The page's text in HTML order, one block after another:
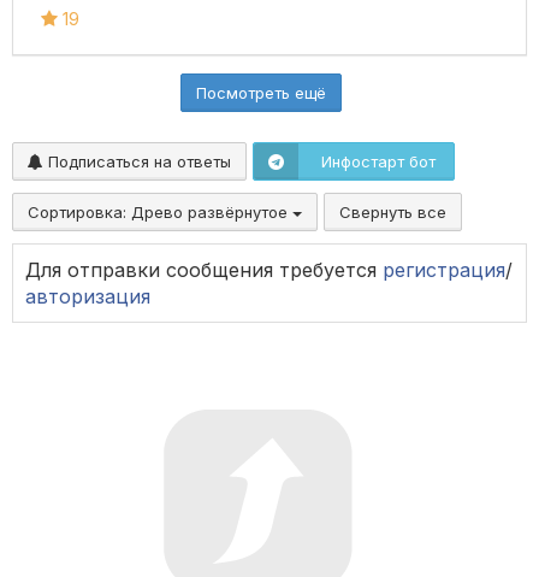
19
Посмотреть ещё
Подписаться на ответы Инфостарт бот
Сортировка: Древо развёрнутое Свернуть все
Для отправки сообщения требуется регистрация/
авторизация